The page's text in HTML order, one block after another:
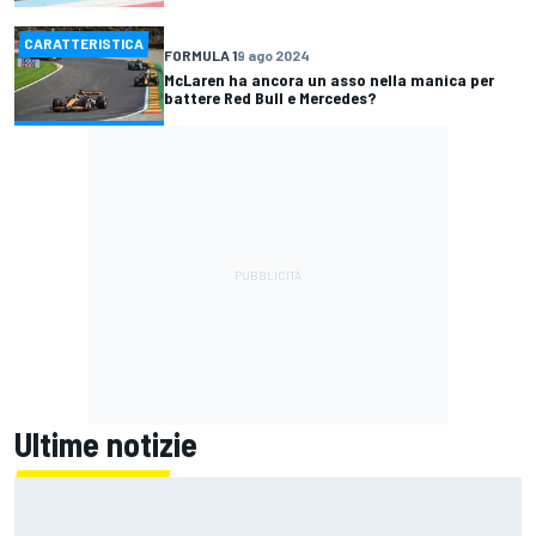
CARATTERISTICA
FORMULA 19 ago 2024
McLaren ha ancora un asso nella manica per
battere Red Bull e Mercedes?
Ultime notizie